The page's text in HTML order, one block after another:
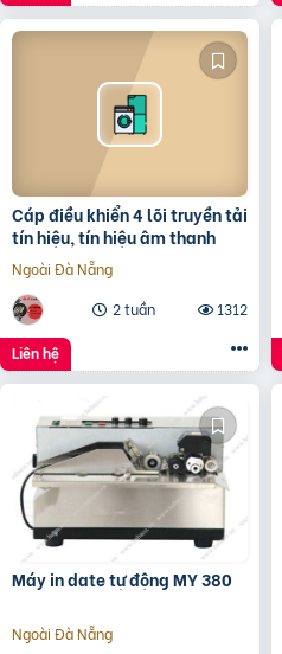
Cáp điều khiển 4 lõi truyền tải
tín hiệu, tín hiệu âm thanh
Ngoài Đà Nẵng
2 tuần
1312
Liên hệ
Máy in date tự động MY 380
Ngoài Đà Nẵng